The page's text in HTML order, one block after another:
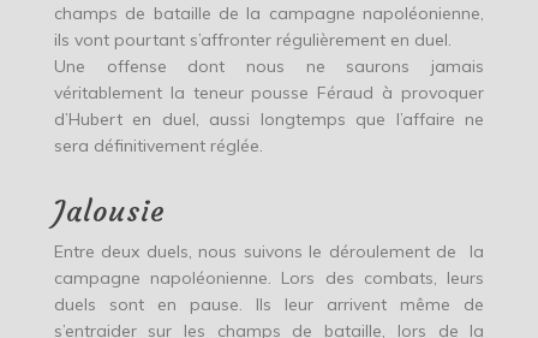
champs de bataille de la campagne napoléonienne,
ils vont pourtant s’affronter régulièrement en duel.
Une offense dont nous ne saurons jamais
véritablement la teneur pousse Féraud à provoquer
d’Hubert en duel, aussi longtemps que l’affaire ne
sera définitivement réglée.
Jalousie
Entre deux duels, nous suivons le déroulement de la
campagne napoléonienne. Lors des combats, leurs
duels sont en pause. Ils leur arrivent même de
s’entraider sur les champs de bataille, lors de la